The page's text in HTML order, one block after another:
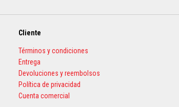
Cliente
Términos y condiciones
Entrega
Devoluciones y reembolsos
Política de privacidad
Cuenta comercial